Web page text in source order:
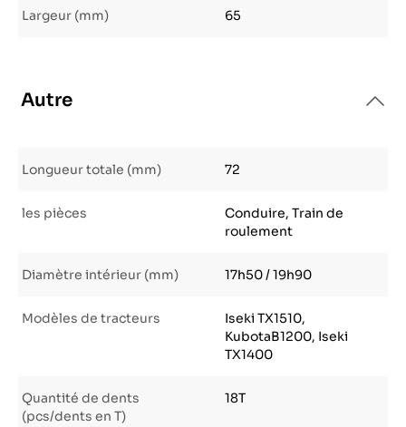
Largeur (mm) 65
Autre
Longueur totale (mm) 72
les pièces
Conduire, Train de
roulement
Diamètre intérieur (mm) 17h50 / 19h90
Modèles de tracteurs
Iseki TX1510,
KubotaB1200, Iseki
TX1400
Quantité de dents
(pcs/dents en T)
18T